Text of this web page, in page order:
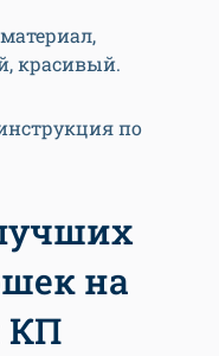
красивый.
по
на
КП